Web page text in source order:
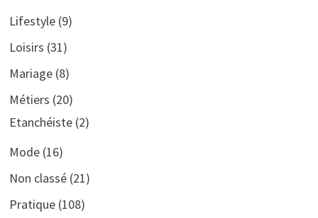
Lifestyle(9)
Loisirs (31)
Mariage(8)
Métiers (20)
Etanchéiste(2)
Mode(16)
Non classé(21)
Pratique(108)